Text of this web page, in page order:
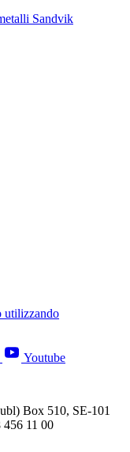
Sandvik
utilizzando
Youtube
Box 510, SE-101
456 11 00